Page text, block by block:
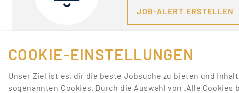
JOB-ALERT ERSTELLEN
COOKIE-EINSTELLUNGEN
Unser Ziel ist es, dir die beste Jobsuche zu bieten und
sogenannten Cookies. Durch die Auswahl von „Alle